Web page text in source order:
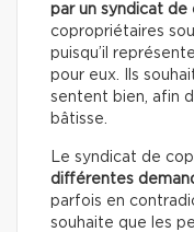
par un syndicat
copropriétaires
puisqu’il
pour eux. Ils
sentent bien, afin
bâtisse.
Le syndicat de
différentes
parfois en
souhaite que les